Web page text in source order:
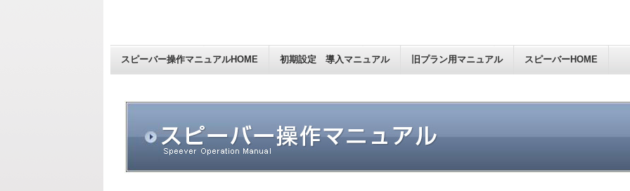
スピーバー操作マニュアルHOME 初期設定 導入マニュアル 旧プラン用マニュアル スピーバーHOME